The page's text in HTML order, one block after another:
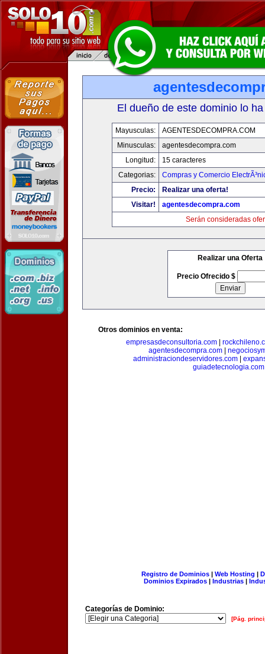
El dueño de este dominio lo
Mayusculas:
AGENTESDECOMPRA.COM
Minusculas:
agentesdecompra.com
Longitud:
15 caracteres
Categorias:
Compras y Comercio
Precio:
Realizar una oferta!
Visitar!
agentesdecompra.com
Serán consideradas
Realizar una Oferta
Precio Ofrecido $
Otros dominios en venta:
empresasdeconsultoria.com
agentesdecompra.com|
administraciondeservidores.com
guiadetecnologia.com
Registro de Dominios| Web Hosting |
Dominios Expirados | Industrias |
Categorías de Dominio:
[Pág.